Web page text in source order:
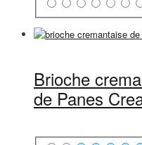
Brioche
de Panes